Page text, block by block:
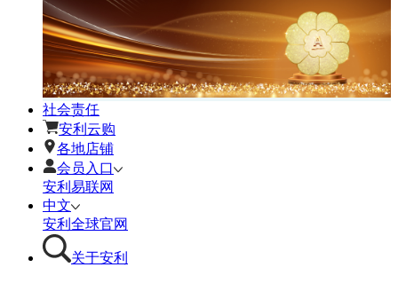
社会责任
安利云购
各地店铺
会员入口
安利易联网
中文
安利全球官网
关于安利